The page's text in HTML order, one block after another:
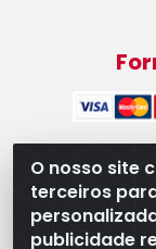
O nosso site
terceiros
publicidade
WB
08.528.393/
Oeste